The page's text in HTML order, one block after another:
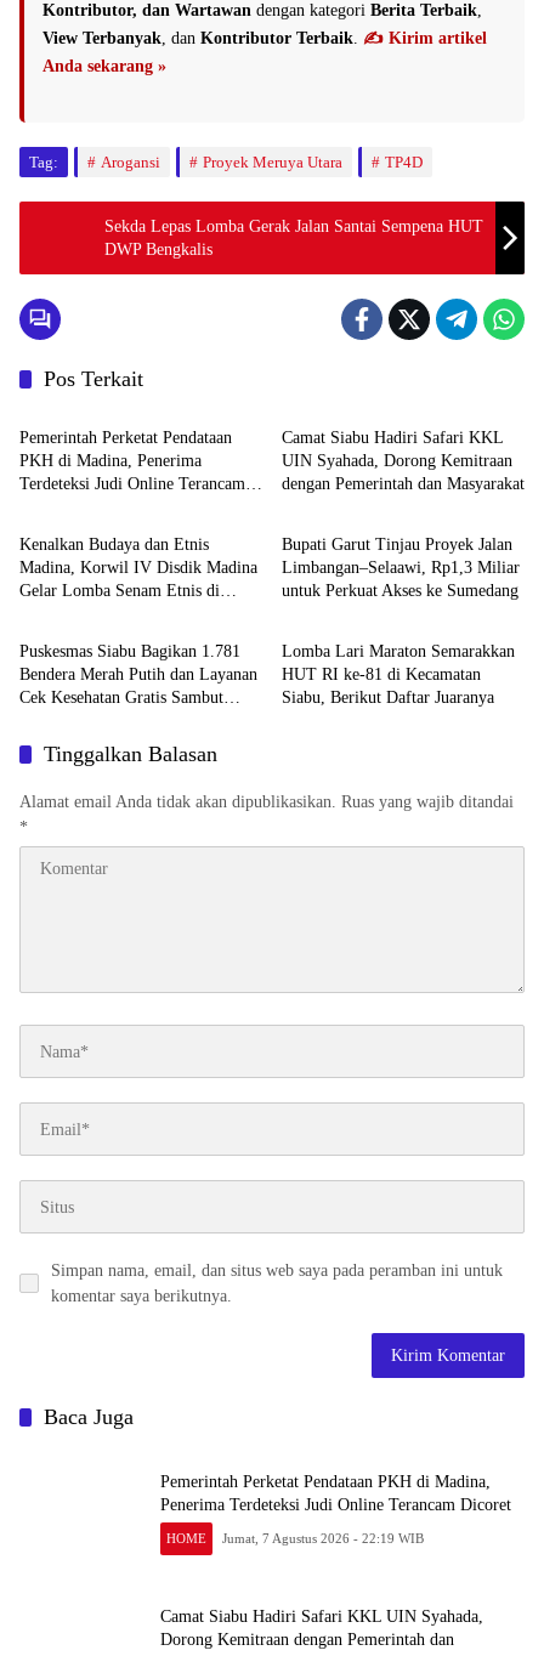
Kontributor, dan Wartawan dengan kategori Berita Terbaik,
View Terbanyak, dan Kontributor Terbaik. ✍️ Kirim artikel
Anda sekarang »
Tag: Arogansi Proyek Meruya Utara TP4D
Sekda Lepas Lomba Gerak Jalan Santai Sempena HUT
DWP Bengkalis
Pos Terkait
HOME
Pemerintah Perketat Pendataan
PKH di Madina, Penerima
Terdeteksi Judi Online Terancam
Camat Siabu Hadiri Safari KKL
UIN Syahada, Dorong Kemitraan
dengan Pemerintah dan Masyarakat
Daerah
Kenalkan Budaya dan Etnis
Madina, Korwil IV Disdik Madina
Gelar Lomba Senam Etnis di
Daerah
Bupati Garut Tinjau Proyek Jalan
Limbangan–Selaawi, Rp1,3 Miliar
untuk Perkuat Akses ke Sumedang
Daerah
Puskesmas Siabu Bagikan 1.781
Bendera Merah Putih dan Layanan
Cek Kesehatan Gratis Sambut
Daerah
Lomba Lari Maraton Semarakkan
HUT RI ke-81 di Kecamatan
Siabu, Berikut Daftar Juaranya
Tinggalkan Balasan
Alamat email Anda tidak akan dipublikasikan. Ruas yang wajib ditandai
*
Simpan nama, email, dan situs web saya pada peramban ini untuk
komentar saya berikutnya.
Baca Juga
Pemerintah Perketat Pendataan PKH di Madina,
Penerima Terdeteksi Judi Online Terancam Dicoret
HOME Jumat, 7 Agustus 2026 - 22:19 WIB
Camat Siabu Hadiri Safari KKL UIN Syahada,
Dorong Kemitraan dengan Pemerintah dan